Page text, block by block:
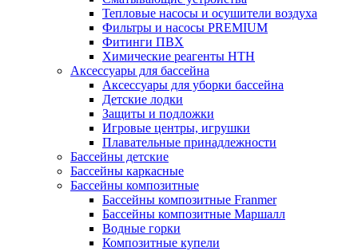
Тепловые насосы и осушители воздуха
Фильтры и насосы PREMIUM
Фитинги ПВХ
Химические реагенты HTH
Аксессуары для бассейна
Аксессуары для уборки бассейна
Детские лодки
Защиты и подложки
Игровые центры, игрушки
Плавательные принадлежности
Бассейны детские
Бассейны каркасные
Бассейны композитные
Бассейны композитные Franmer
Бассейны композитные Маршалл
Водные горки
Композитные купели